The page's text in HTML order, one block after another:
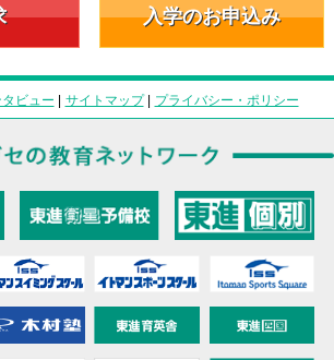
入学のお申込み
ビュー | サイトマップ| プライバシー・ポリシー